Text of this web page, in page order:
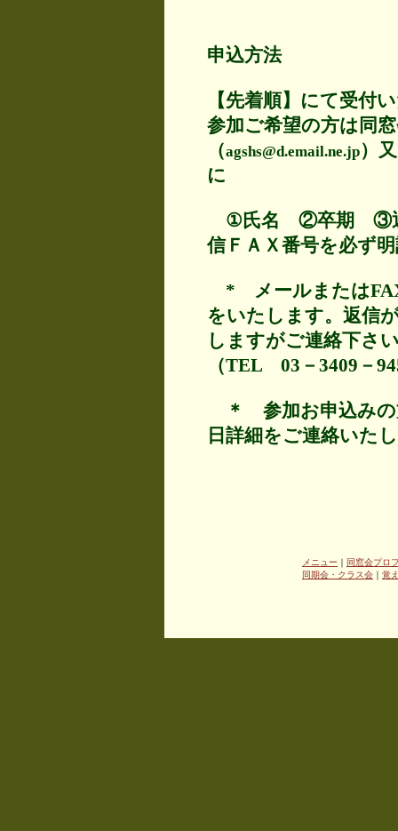
申込方法
【先着順】にて受
参加ご希望の方は同
（agshs@d.email.ne.jp）
に
①氏名 ②卒期 ③返
信ＦＡＸ番号を必ず
* メールまたはFAX
をいたします。返信
しますがご連絡下さ
（TEL 03－3409－
＊ 参加お申込みの
日詳細をご連絡いた
メニュー ｜ 同窓会プロ
同期会・クラス会 ｜ 覚